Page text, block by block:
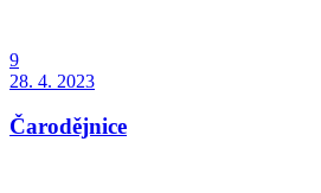
9
28. 4. 2023
Čarodějnice